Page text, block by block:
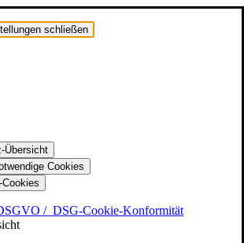
schließen
Übersicht
Cookies
Cookies
/ DSG-Cookie-Konformität